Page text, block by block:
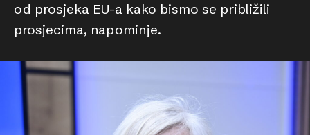
od prosjeka EU-a kako bismo se približili
prosjecima, napominje.